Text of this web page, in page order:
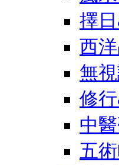
擇
西
無
修
中
五